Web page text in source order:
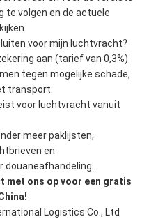
Vracht
te volgen en de actuele
voor mijn luchtvracht?
aan (tarief van 0,3%)
tegen mogelijke schade,
transport.
voor luchtvracht vanuit
meer paklijsten,
en
met ons op voor een gratis
Logistics Co., Ltd